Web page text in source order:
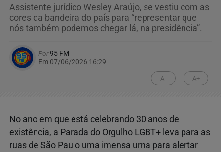
Assistente jurídico Wesley Araújo, se vestiu com as
cores da bandeira do país para “representar que
nós também podemos chegar lá, na presidência”.
Por95 FM
Em 07/06/2026 16:29
A- A+
No ano em que está celebrando 30 anos de
existência, a Parada do Orgulho LGBT+ leva para as
ruas de São Paulo uma imensa urna para alertar